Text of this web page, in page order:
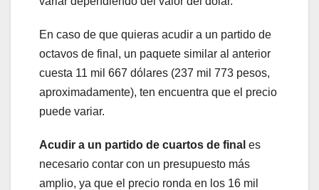
En caso de que quieras acudir a un partido de
octavos de final, un paquete similar al anterior
cuesta 11 mil 667 dólares (237 mil 773 pesos,
aproximadamente), ten encuentra que el precio
puede variar.
Acudir a un partido de cuartos de final es
necesario contar con un presupuesto más
amplio, ya que el precio ronda en los 16 mil